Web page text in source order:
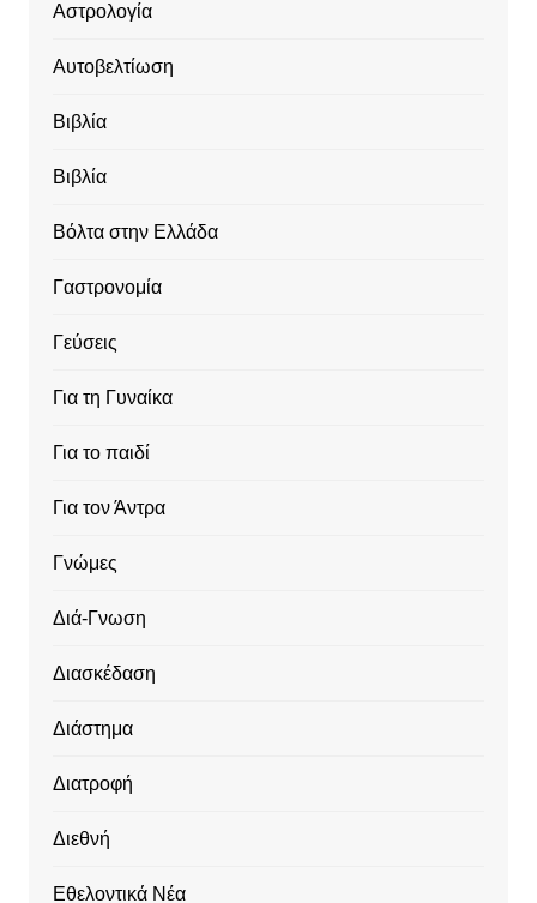
Αστρολογία
Αυτοβελτίωση
Βιβλία
Βιβλία
Βόλτα στην Ελλάδα
Γαστρονομία
Γεύσεις
Για τη Γυναίκα
Για το παιδί
Για τον Άντρα
Γνώμες
Διά-Γνωση
Διασκέδαση
Διάστημα
Διατροφή
Διεθνή
Εθελοντικά Νέα